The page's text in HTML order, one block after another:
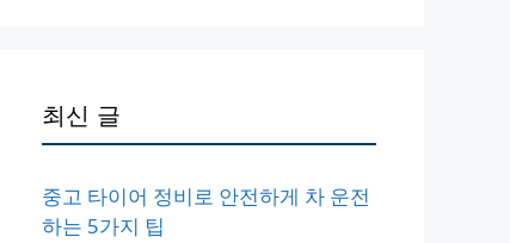
최신 글
중고 타이어 정비로 안전하게 차 운전
하는 5가지 팁